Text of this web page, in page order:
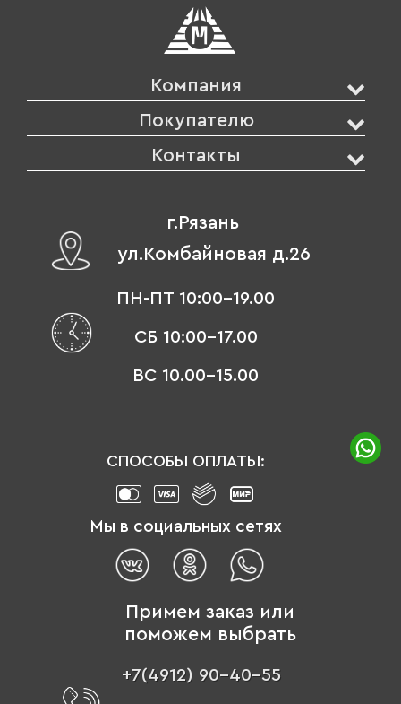
Компания
Покупателю
Контакты
г.Рязань
ул.Комбайновая д.26
ПН-ПТ 10:00-19.00
СБ 10:00-17.00
ВС 10.00-15.00
СПОСОБЫ ОПЛАТЫ:
Мы в социальных сетях
Примем заказ или
поможем выбрать
+7(4912) 90-40-55